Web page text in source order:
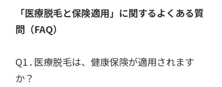
「医療脱毛と保険適用」に関するよくある質
問（FAQ）
Q1 . 医療脱毛は、健康保険が適用されます
か？